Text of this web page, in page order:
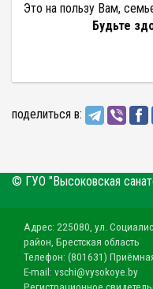
Это на пользу Вам,
Будьте
поделиться в:
© ГУО "Высоковская
Адрес: 225080, ул.
район, Брестская область
Телефон: (801631)
E-mail: vschi@vysokoye.by